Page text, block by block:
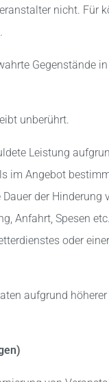
nicht. Für
Gegenstände
unberührt.
Leistung
im Angebot
der Hinderung
Anfahrt, Spesen
oder
aufgrund